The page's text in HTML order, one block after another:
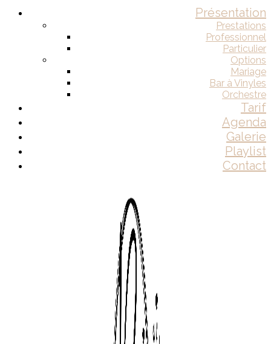
Présentation
Prestations
Professionnel
Particulier
Options
Mariage
Bar à Vinyles
Orchestre
Tarif
Agenda
Galerie
Playlist
Contact